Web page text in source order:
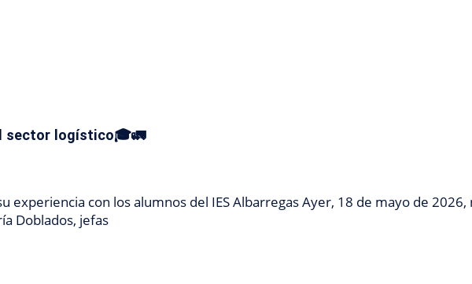
sector logístico🎓🚛
experiencia con los alumnos del IES Albarregas Ayer, 18 de mayo de 2026,
Doblados, jefas